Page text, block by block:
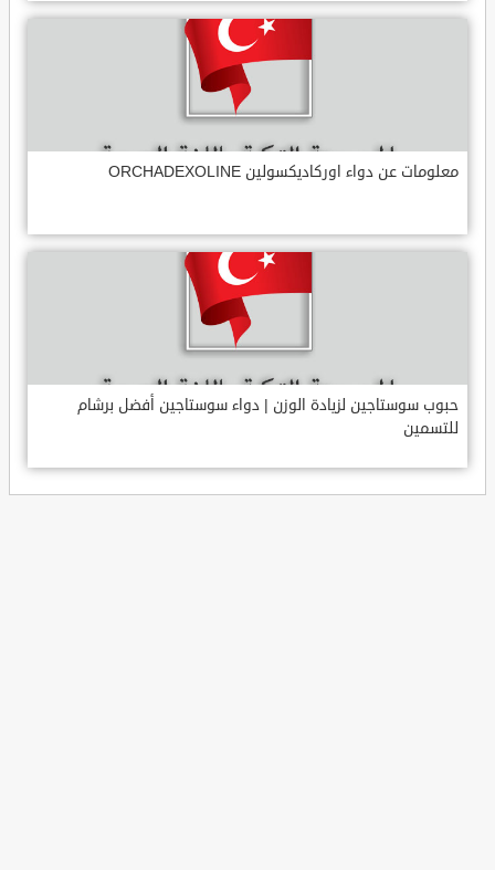
معلومات عن دواء اوركاديكسولين ORCHADEXOLINE
حبوب سوستاجين لزيادة الوزن | دواء سوستاجين أفضل برشام
للتسمين